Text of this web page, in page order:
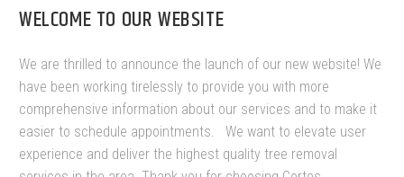
WELCOME TO OUR WEBSITE
We are thrilled to announce the launch of our new website! We
have been working tirelessly to provide you with more
comprehensive information about our services and to make it
easier to schedule appointments.
We want to elevate user
experience and deliver the highest quality tree removal